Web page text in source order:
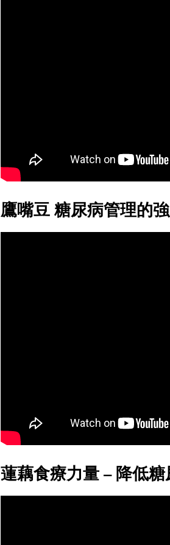
鷹嘴豆 糖尿病管理的
蓮藕食療力量 – 降低